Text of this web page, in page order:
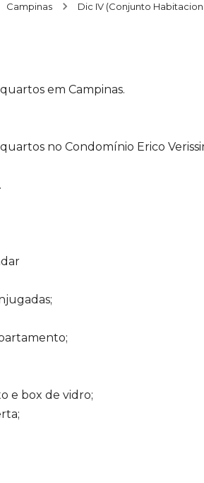
Campinas Dic IV (Conjunto
em Campinas.
no Condomínio Erico
e box de vidro;